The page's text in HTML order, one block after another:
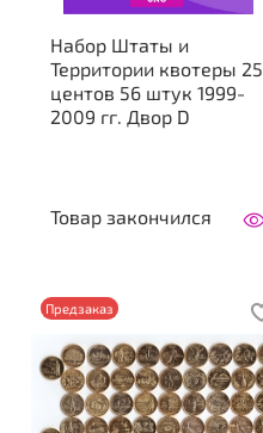
Набор Штаты и
Территории квотеры 25
центов 56 штук 1999-
2009 гг. Двор D
Товар закончился
Предзаказ